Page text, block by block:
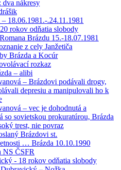
dva nákresy
18.06.1981.-.24.11.1981
rokov odňatia slobody
Brázdu 15.-18.07.1981
z cely Janžetiča
Brázda a Kocúr
rozkaz
– alibi
– Brázdovi podávali drogy,
depresiu a manipulovali ho k
– vec je dohodnutá a
so sovietskou prokuratúrou, Brázda
trest, nie povraz
Brázdovi st.
… Brázda 10.10.1990
NS ČSFR
- 18 rokov odňatia slobody